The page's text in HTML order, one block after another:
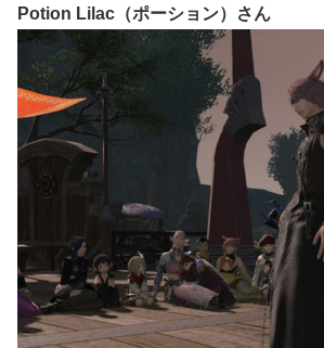
Potion Lilac（ポーション）さん